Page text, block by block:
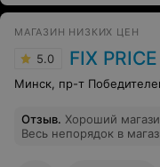
МАГАЗИН НИЗКИХ ЦЕН
5.0 FIX
Минск, пр-т
Отзыв. Хороший
Весь непорядок в